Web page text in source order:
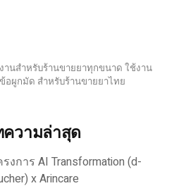
านสำหรับร้านขายยาทุกขนาด ใช้งาน
อผูกมัด สำหรับร้านขายยาไทย
วามล่าสุด
การ AI Transformation (d-
x Arincare